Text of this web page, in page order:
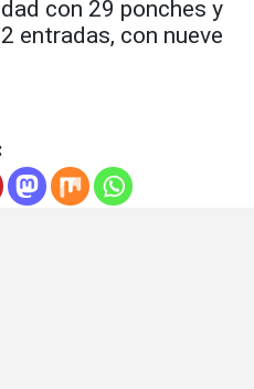
con 29 ponches y
entradas, con nueve